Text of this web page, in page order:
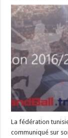
La fédération
communiqué sur